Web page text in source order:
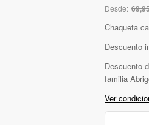
Desde:
Chaqueta
Descuento
Descuento
familia
Ver